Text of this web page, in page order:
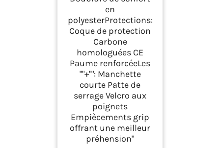
en
polyesterProtections:
Coque de protection
Carbone
homologuées CE
Paume renforcéeLes
""+"": Manchette
courte Patte de
serrage Velcro aux
poignets
Empiècements grip
offrant une meilleur
préhension"